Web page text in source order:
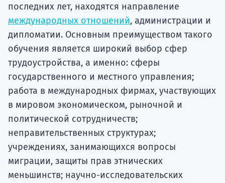
последних лет, находятся направление
международных отношений, администрации и
дипломатии. Основным преимуществом такого
обучения является широкий выбор сфер
трудоустройства, а именно: сферы
государственного и местного управления;
работа в международных фирмах, участвующих
в мировом экономическом, рыночной и
политической сотрудничеств;
неправительственных структурах;
учреждениях, занимающихся вопросы
миграции, защиты прав этнических
меньшинств; научно-исследовательских